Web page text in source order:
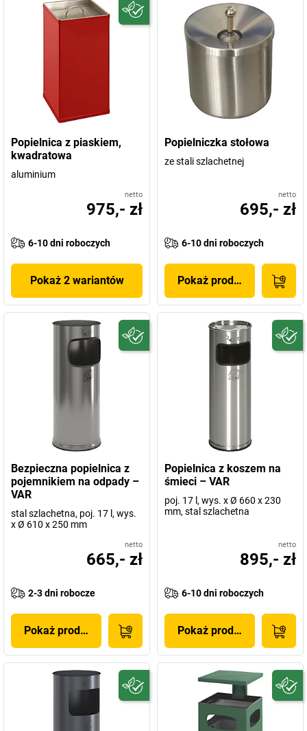
Popielnica z piaskiem,
kwadratowa
aluminium
netto
975,- zł
6-10 dni roboczych
Pokaż 2 wariantów
Popielniczka stołowa
ze stali szlachetnej
netto
695,- zł
6-10 dni roboczych
Pokaż produkt
Bezpieczna popielnica z
pojemnikiem na odpady –
VAR
stal szlachetna, poj. 17 l, wys.
x Ø 610 x 250 mm
netto
665,- zł
2-3 dni robocze
Pokaż produkt
Popielnica z koszem na
śmieci – VAR
poj. 17 l, wys. x Ø 660 x 230
mm, stal szlachetna
netto
895,- zł
6-10 dni roboczych
Pokaż produkt